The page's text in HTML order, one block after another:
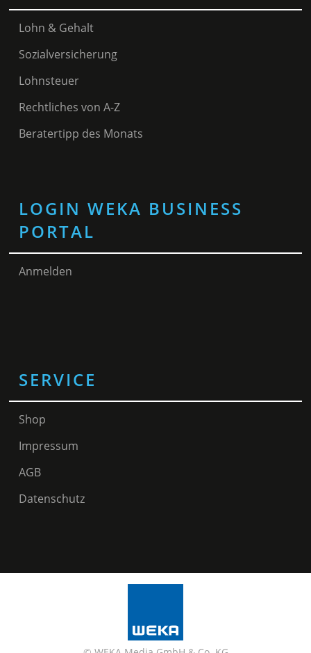
Lohn & Gehalt
Sozialversicherung
Lohnsteuer
Rechtliches von A-Z
Beratertipp des Monats
LOGIN WEKA BUSINESS
PORTAL
Anmelden
SERVICE
Shop
Impressum
AGB
Datenschutz